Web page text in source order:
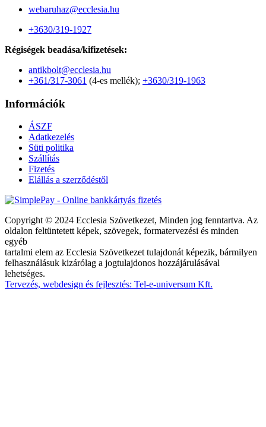
webaruhaz@ecclesia.hu
+3630/319-1927
Régiségek beadása/kifizetések:
antikbolt@ecclesia.hu
+361/317-3061 (4-es mellék); +3630/319-1963
Információk
ÁSZF
Adatkezelés
Süti politika
Szállítás
Fizetés
Elállás a szerződéstől
Copyright © 2024 Ecclesia Szövetkezet, Minden jog fenntartva. Az
oldalon feltüntetett képek, szövegek, formatervezési és minden
egyéb
tartalmi elem az Ecclesia Szövetkezet tulajdonát képezik, bármilyen
felhasználásuk kizárólag a jogtulajdonos hozzájárulásával
lehetséges.
Tervezés, webdesign és fejlesztés: Tel-e-universum Kft.